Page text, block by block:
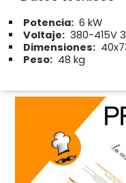
Potencia: 6 kW
Voltaje: 380-415V
Dimensiones:
Peso: 48 kg